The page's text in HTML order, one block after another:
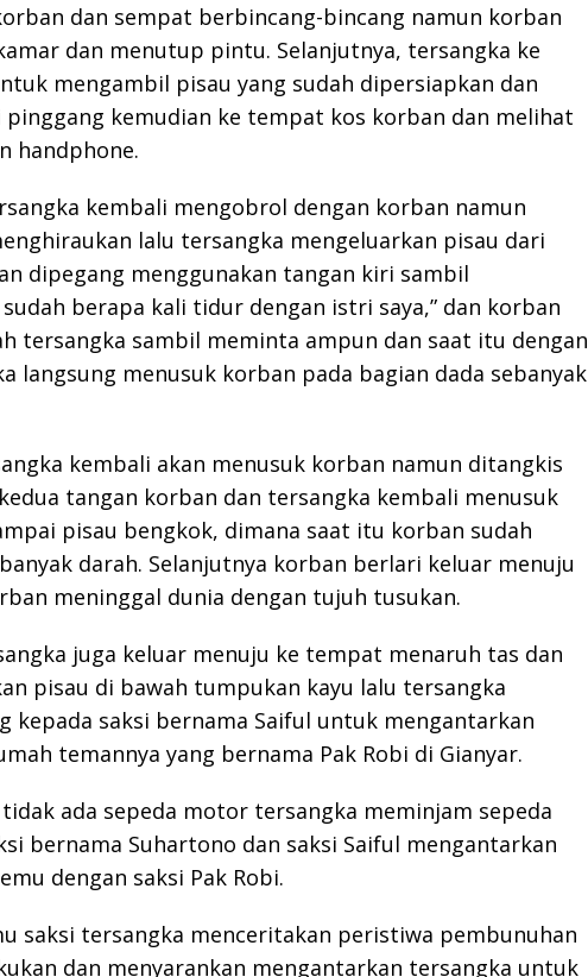
dan sempat berbincang-bincang namun korban
dan menutup pintu. Selanjutnya, tersangka ke
mengambil pisau yang sudah dipersiapkan dan
pinggang kemudian ke tempat kos korban dan melihat
handphone.
kembali mengobrol dengan korban namun
lalu tersangka mengeluarkan pisau dari
dipegang menggunakan tangan kiri sambil
sudah berapa kali tidur dengan istri saya,” dan korban
tersangka sambil meminta ampun dan saat itu dengan
langsung menusuk korban pada bagian dada sebanyak
kembali akan menusuk korban namun ditangkis
tangan korban dan tersangka kembali menusuk
pisau bengkok, dimana saat itu korban sudah
darah. Selanjutnya korban berlari keluar menuju
meninggal dunia dengan tujuh tusukan.
juga keluar menuju ke tempat menaruh tas dan
pisau di bawah tumpukan kayu lalu tersangka
kepada saksi bernama Saiful untuk mengantarkan
temannya yang bernama Pak Robi di Gianyar.
ada sepeda motor tersangka meminjam sepeda
bernama Suhartono dan saksi Saiful mengantarkan
dengan saksi Pak Robi.
saksi tersangka menceritakan peristiwa pembunuhan
dan menyarankan mengantarkan tersangka untuk